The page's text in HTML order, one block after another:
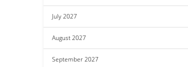
July 2027
August 2027
September 2027